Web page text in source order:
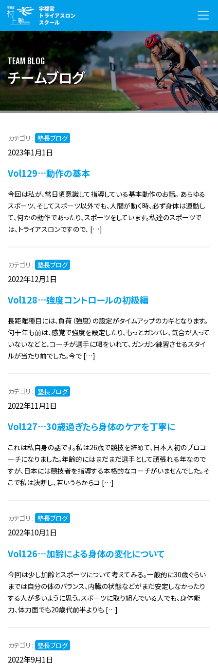
TEAM BLOG
チームブログ
カテゴリ : 塾長ブログ
2023年1月1日
Vol129…動作の基本
今回は私が、常日頃意識して指導している基本動作のお話。 あらゆる
スポーツ、そしてスポーツ以外でも、人間が動く時、必ず身体は運動し
て、何かの動作であったり、スポーツをしています。私達のスポーツで
は、トライアスロンですので、 […]
カテゴリ : 塾長ブログ
2022年12月1日
Vol128…強度コントロールの初級編
長距離種目には、負荷（強度）の設定がタイムアップのカギとなります。
何十年も前は、感覚で強度を設定したり、もっとガンバレ、氣合が入って
いないなどと、コーチが選手に喝をいれて、ガンガン練習させるスタイ
ルが当たり前でした。今で […]
カテゴリ : 塾長ブログ
2022年11月1日
Vol127…30歳過ぎたら身体のケアを丁寧に
これは私自身の話です。私は26歳で競技を辞めて、日本人初のプロコ
ーチになりました。年齢的にはまだまだ選手として頑張れる年なので
すが、日本には競技者を指導する本格的なコーチがいませんでした。そ
こで私は決断し、若いうちからコ […]
カテゴリ : 塾長ブログ
2022年10月1日
Vol126…加齢による身体の変化について
今回は少し加齢とスポーツについて考えてみる。一般的に30歳ぐらい
までは自分の体のバランス、内臓の状態などがまだ安定しなかったり
する人が多いように思う。スポーツに取り組んでいる人でも、身体能
力、体力面でも20歳代前半よりも […]
カテゴリ : 塾長ブログ
2022年9月1日